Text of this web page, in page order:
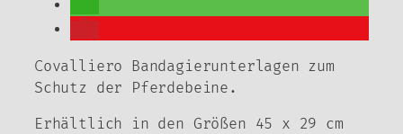
Covalliero Bandagierunterlagen zum
Schutz der Pferdebeine.
Erhältlich in den Größen 45 x 29 cm